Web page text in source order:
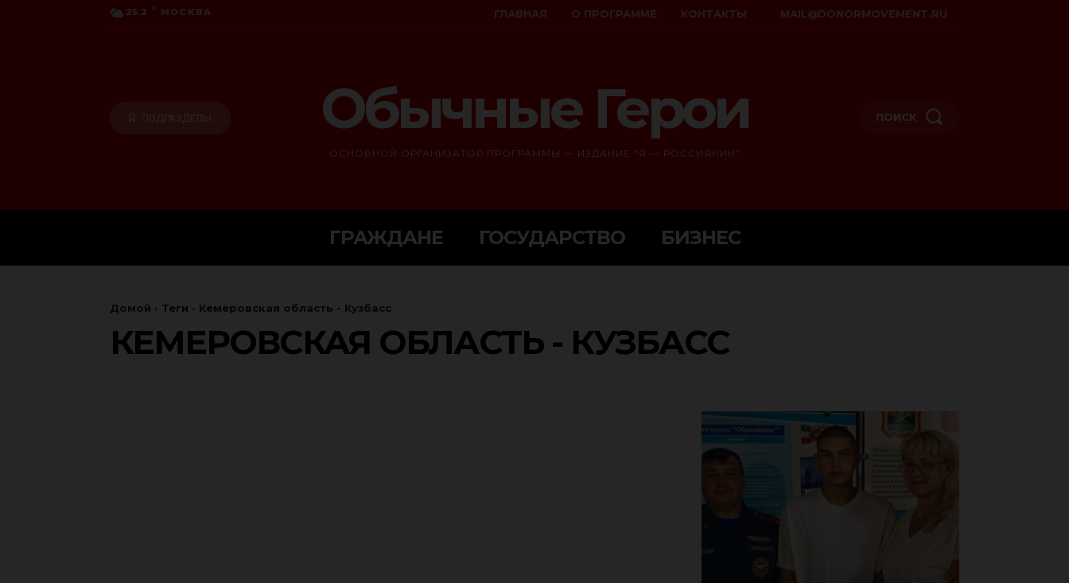
25.2 C МОСКВА ГЛАВНАЯ О ПРОГРАММЕ КОНТАКТЫ MAIL@DONORMOVEMENT.RU
ПОДРАЗДЕЛЫ Обычные Герои
ОСНОВНОЙ ОРГАНИЗАТОР ПРОГРАММЫ — ИЗДАНИЕ "Я — РОССИЯНИН"
ПОИСК
ГРАЖДАНЕ ГОСУДАРСТВО БИЗНЕС
Домой Теги Кемеровская область - Кузбасс
КЕМЕРОВСКАЯ ОБЛАСТЬ - КУЗБАСС